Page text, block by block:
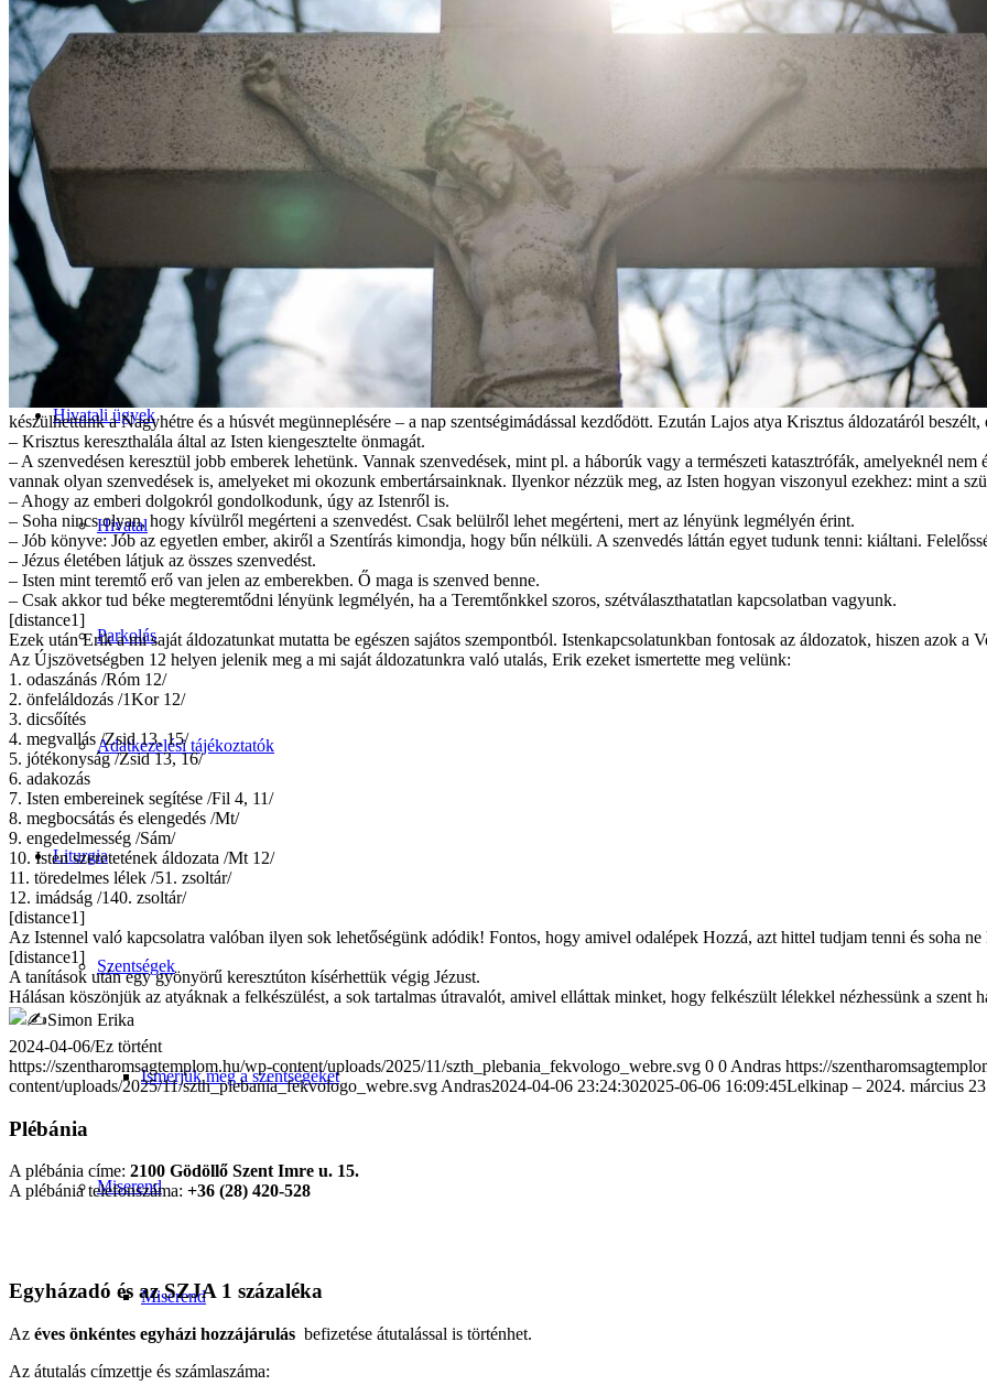
Papok, Akolitusok
Új vagyok itt
Hivatali ügyek
Hivatal
Parkolás
Adatkezelési tájékoztatók
Liturgia
Szentségek
Ismerjük meg a szentségeket
Miserend
Miserend
készülhettünk a Nagyhétre és a húsvét megünneplésére – a nap szentségimádással kezdődött. Ezután Lajos atya Krisztus áldozatáról
– Krisztus kereszthalála által az Isten kiengesztelte önmagát.
– A szenvedésen keresztül jobb emberek lehetünk. Vannak szenvedések, mint pl. a háborúk vagy a természeti katasztrófák, amelyeknél
vannak olyan szenvedések is, amelyeket mi okozunk embertársainknak. Ilyenkor nézzük meg, az Isten hogyan viszonyul ezekhez: mint a
– Ahogy az emberi dolgokról gondolkodunk, úgy az Istenről is.
– Soha nincs olyan, hogy kívülről megérteni a szenvedést. Csak belülről lehet megérteni, mert az lényünk legmélyén érint.
– Jób könyve: Jób az egyetlen ember, akiről a Szentírás kimondja, hogy bűn nélküli. A szenvedés láttán egyet tudunk tenni: kiáltani.
– Jézus életében látjuk az összes szenvedést.
– Isten mint teremtő erő van jelen az emberekben. Ő maga is szenved benne.
– Csak akkor tud béke megteremtődni lényünk legmélyén, ha a Teremtőnkkel szoros, szétválaszthatatlan kapcsolatban vagyunk.
[distance1]
Ezek után Erik a mi saját áldozatunkat mutatta be egészen sajátos szempontból. Istenkapcsolatunkban fontosak az áldozatok, hiszen azok a
Az Újszövetségben 12 helyen jelenik meg a mi saját áldozatunkra való utalás, Erik ezeket ismertette meg velünk:
1. odaszánás /Róm 12/
2. önfeláldozás /1Kor 12/
3. dicsőítés
4. megvallás /Zsid 13, 15/
5. jótékonyság /Zsid 13, 16/
6. adakozás
7. Isten embereinek segítése /Fil 4, 11/
8. megbocsátás és elengedés /Mt/
9. engedelmesség /Sám/
10. Isten szeretetének áldozata /Mt 12/
11. töredelmes lélek /51. zsoltár/
12. imádság /140. zsoltár/
[distance1]
Az Istennel való kapcsolatra valóban ilyen sok lehetőségünk adódik! Fontos, hogy amivel odalépek Hozzá, azt hittel tudjam tenni és soha ne
[distance1]
A tanítások után egy gyönyörű keresztúton kísérhettük végig Jézust.
Hálásan köszönjük az atyáknak a felkészülést, a sok tartalmas útravalót, amivel elláttak minket, hogy felkészült lélekkel nézhessünk a szent
Simon Erika
2024-04-06/Ez történt
https://szentharomsagtemplom.hu/wp-content/uploads/2025/11/szth_plebania_fekvologo_webre.svg 0 0 Andras https://
content/uploads/2025/11/szth_plebania_fekvologo_webre.svg Andras2024-04-06 23:24:302025-06-06 16:09:45Lelkinap – 2024. március
Plébánia
A plébánia címe: 2100 Gödöllő Szent Imre u. 15.
A plébánia telefonszáma: +36 (28) 420-528
Egyházadó és az SZJA 1 százaléka
Az éves önkéntes egyházi hozzájárulás befizetése átutalással is történhet.
Az átutalás címzettje és számlaszáma: